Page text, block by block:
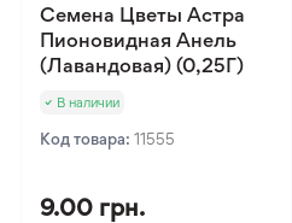
Семена Цветы Астра
Пионовидная Анель
(Лавандовая) (0,25Г)
В наличии
Код товара: 11555
9.00 грн.